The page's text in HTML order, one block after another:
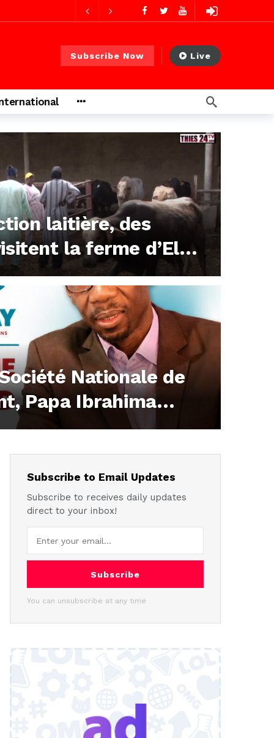
ago
Subscribe Now Live
laitière, des
la ferme d’El
à Thiès
Nationale de
Papa Ibrahima
chevronné
Subscribe to Email Updates
Subscribe to receives daily updates
direct to your inbox!
Subscribe
You can unsubscribe at any time